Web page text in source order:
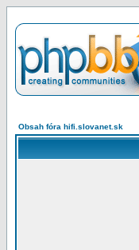
Obsah fóra hifi.slovanet.sk